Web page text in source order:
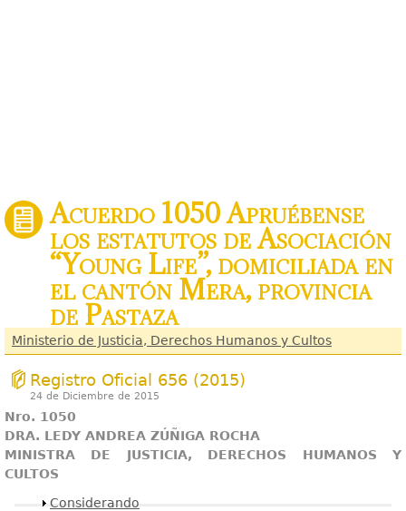
Acuerdo 1050 Apruébense
los estatutos de Asociación
“Young Life”, domiciliada en
el cantón Mera, provincia
de Pastaza
Ministerio de Justicia, Derechos Humanos y Cultos
Registro Oficial 656 (2015)
24 de Diciembre de 2015
Nro. 1050
DRA. LEDY ANDREA ZÚÑIGA ROCHA
MINISTRA DE JUSTICIA, DERECHOS HUMANOS Y
CULTOS
Mostrar
Considerando